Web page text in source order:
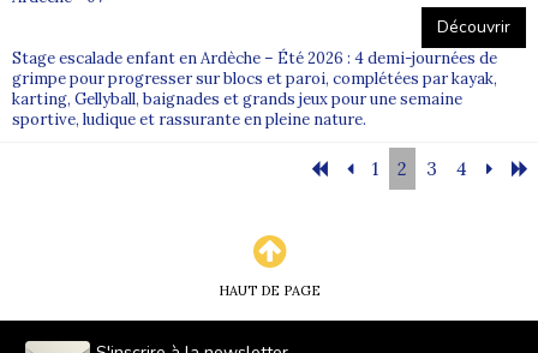
Découvrir
Stage escalade enfant en Ardèche – Été 2026 : 4 demi-journées de
grimpe pour progresser sur blocs et paroi, complétées par kayak,
karting, Gellyball, baignades et grands jeux pour une semaine
sportive, ludique et rassurante en pleine nature.
1 2 3 4
HAUT DE PAGE